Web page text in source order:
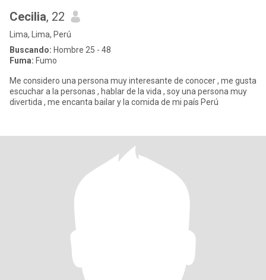
Cecilia, 22
Lima, Lima, Perú
Buscando: Hombre 25 - 48
Fuma: Fumo
Me considero una persona muy interesante de conocer , me gusta
escuchar a la personas , hablar de la vida , soy una persona muy
divertida , me encanta bailar y la comida de mi país Perú